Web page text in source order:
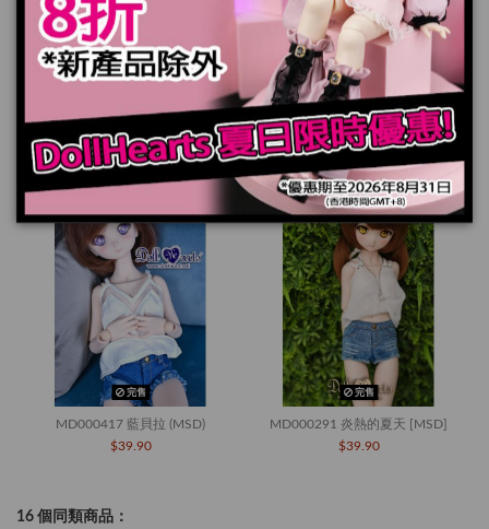
規格
上架日期： 2020-07-31
您也可能喜歡
完售
MD000417 藍貝拉 (MSD)
$39.90
完售
MD000291 炎熱的夏天 [MSD]
$39.90
16 個同類商品：